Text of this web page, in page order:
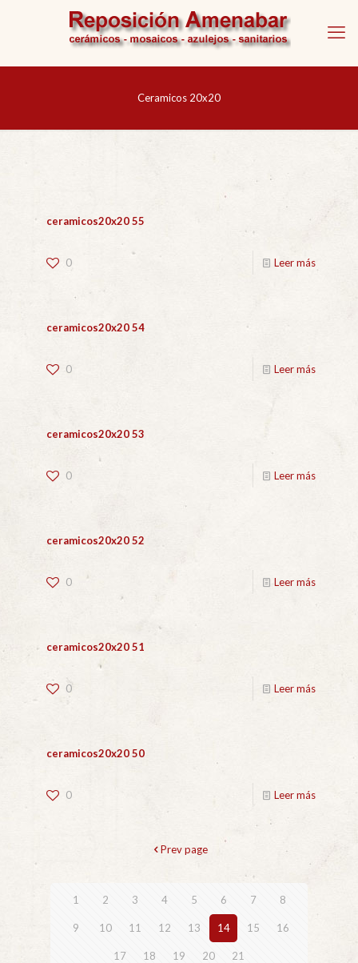
Ceramicos 20x20
ceramicos20x20 55
0 Leer más
ceramicos20x20 54
0 Leer más
ceramicos20x20 53
0 Leer más
ceramicos20x20 52
0 Leer más
ceramicos20x20 51
0 Leer más
ceramicos20x20 50
0 Leer más
Prev page
1 2 3 4 5 6 7 8
9 10 11 12 13 14 15 16
17 18 19 20 21